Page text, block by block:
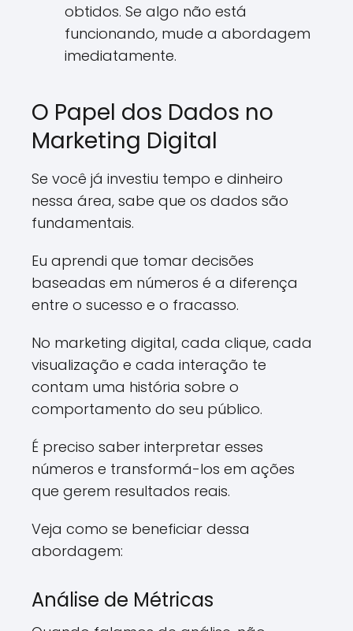
obtidos. Se algo não está
funcionando, mude a abordagem
imediatamente.
O Papel dos Dados no
Marketing Digital
Se você já investiu tempo e dinheiro
nessa área, sabe que os dados são
fundamentais.
Eu aprendi que tomar decisões
baseadas em números é a diferença
entre o sucesso e o fracasso.
No marketing digital, cada clique, cada
visualização e cada interação te
contam uma história sobre o
comportamento do seu público.
É preciso saber interpretar esses
números e transformá-los em ações
que gerem resultados reais.
Veja como se beneficiar dessa
abordagem:
Análise de Métricas